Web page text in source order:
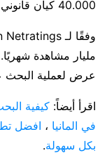
40.000 كيان قانوني عملاء لشركة Immobilien Scout.
عرض لعملية البحث
اقرأ أيضاً: كيفية
في المانيا ، افضل
بكل سهولة.